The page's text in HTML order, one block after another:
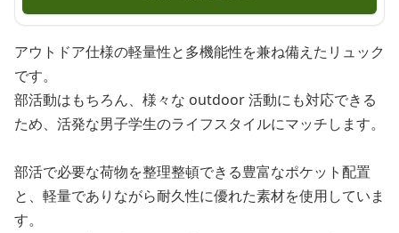
アウトドア仕様の軽量性と多機能性を兼ね備えたリュック
です。
部活動はもちろん、様々な outdoor 活動にも対応できる
ため、活発な男子学生のライフスタイルにマッチします。
部活で必要な荷物を整理整頓できる豊富なポケット配置
と、軽量でありながら耐久性に優れた素材を使用していま
す。